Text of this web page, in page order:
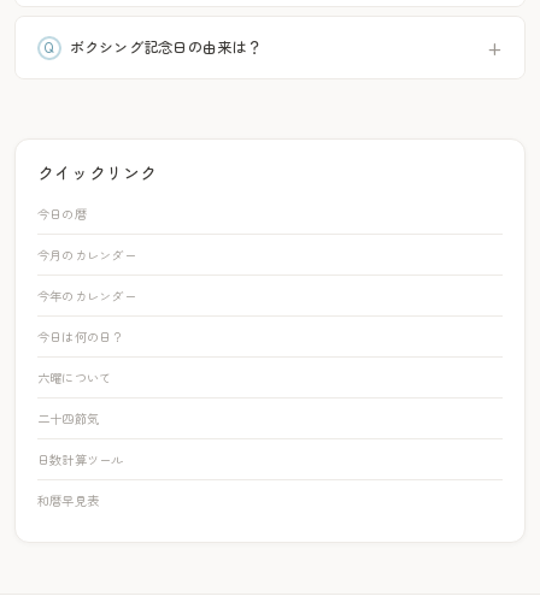
ボクシング記念日の由来は？
クイックリンク
今日の暦
今月のカレンダー
今年のカレンダー
今日は何の日？
六曜について
二十四節気
日数計算ツール
和暦早見表